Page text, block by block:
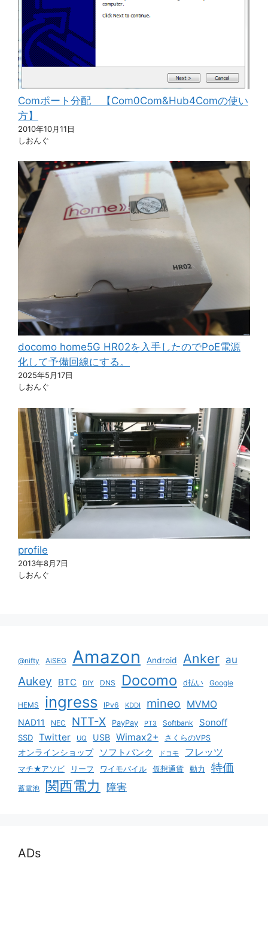
Comポート分配 【Com0Com&Hub4Comの使い
方】
2010年10月11日
しおんぐ
docomo home5G HR02を入手したのでPoE電源
化して予備回線にする。
2025年5月17日
しおんぐ
profile
2013年8月7日
しおんぐ
@nifty AiSEG Amazon Android Anker au
Aukey BTC DIY DNS Docomo d払い Google
HEMS ingress IPv6 KDDI mineo MVMO
NAD11 NEC NTT-X PayPay PT3 Softbank Sonoff
SSD Twitter UQ USB Wimax2+ さくらのVPS
オンラインショップ ソフトバンク ドコモ フレッツ
マチ★アソビ リーフ ワイモバイル 仮想通貨 動力 特価
蓄電池 関西電力 障害
ADs